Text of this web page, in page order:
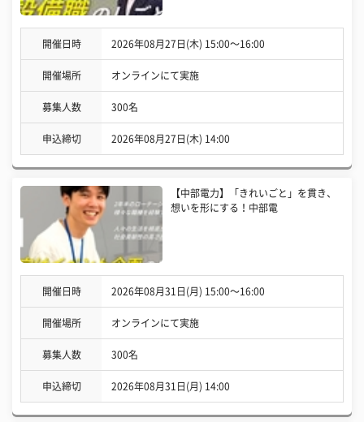
開催日時 2026年08月27日(木) 15:00〜16:00
開催場所 オンラインにて実施
募集人数 300名
申込締切 2026年08月27日(木) 14:00
【中部電力】「きれいごと」を貫き、
想いを形にする！中部電
開催日時 2026年08月31日(月) 15:00〜16:00
開催場所 オンラインにて実施
募集人数 300名
申込締切 2026年08月31日(月) 14:00